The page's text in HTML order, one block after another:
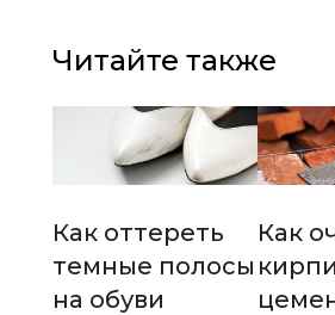
Читайте также
Как оттереть
темные полосы
на обуви
Как